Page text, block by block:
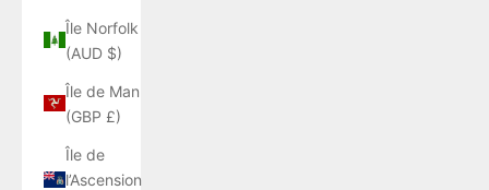
Île Norfolk
(AUD $)
Île de Man
(GBP £)
Île de
l’Ascension